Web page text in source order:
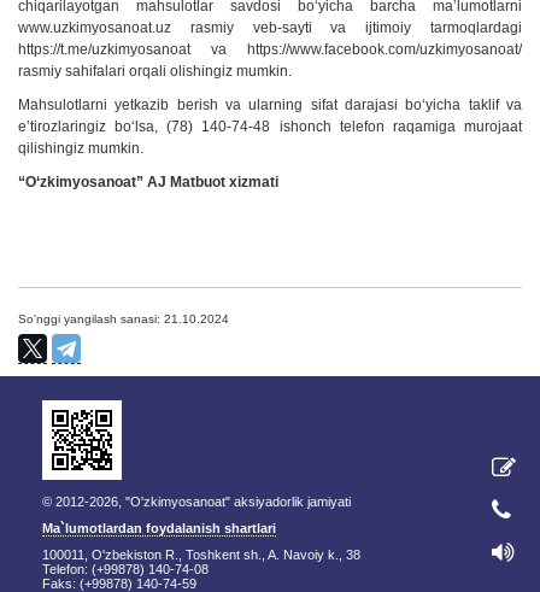
chiqarilayotgan mahsulotlar savdosi boʻyicha barcha maʼlumotlarni
www.uzkimyosanoat.uz rasmiy veb-sayti va ijtimoiy tarmoqlardagi
https://t.me/uzkimyosanoat va https://www.facebook.com/uzkimyosanoat/
rasmiy sahifalari orqali olishingiz mumkin.
Mahsulotlarni yetkazib berish va ularning sifat darajasi boʻyicha taklif va
eʼtirozlaringiz boʻlsa, (78) 140-74-48 ishonch telefon raqamiga murojaat
qilishingiz mumkin.
“O‘zkimyosanoat” AJ Matbuot xizmati
So'nggi yangilash sanasi: 21.10.2024
© 2012-2026, "O'zkimyosanoat" aksiyadorlik jamiyati
Ma`lumotlardan foydalanish shartlari
100011, O'zbekiston R., Toshkent sh., A. Navoiy k., 38
Telefon: (+99878) 140-74-08
Faks: (+99878) 140-74-59